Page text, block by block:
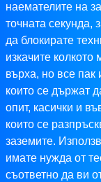
наемателите на
точната секунда,
да блокирате
изкачите колкото
върха, но все пак
които се държат
опит, касички и
които се
заземите.
имате нужда от
съответно да ви